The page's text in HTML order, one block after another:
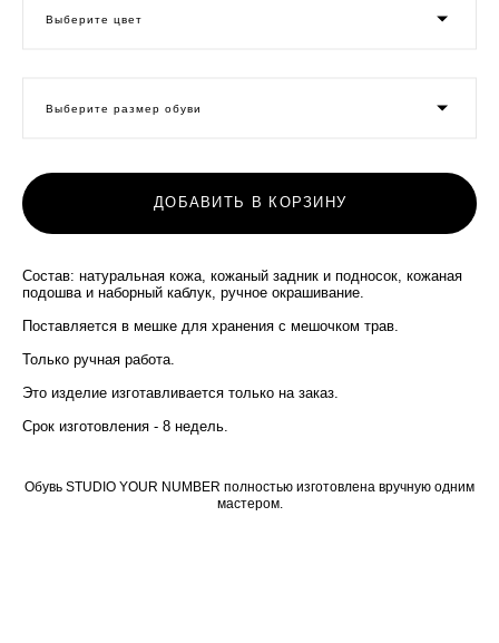
Выберите цвет
Выберите размер обуви
ДОБАВИТЬ В КОРЗИНУ
Состав: натуральная кожа, кожаный задник и подносок, кожаная
подошва и наборный каблук, ручное окрашивание.
Поставляется в мешке для хранения с мешочком трав.
Только ручная работа.
Это изделие изготавливается только на заказ.
​Срок изготовления - 8 недель.
Обувь STUDIO YOUR NUMBER полностью изготовлена вручную одним
мастером.